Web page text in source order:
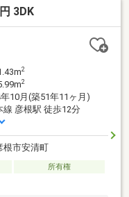
3DK
2
2
10月(築51年11ヶ月)
線 彦根駅 徒歩12分
根市安清町
所有権